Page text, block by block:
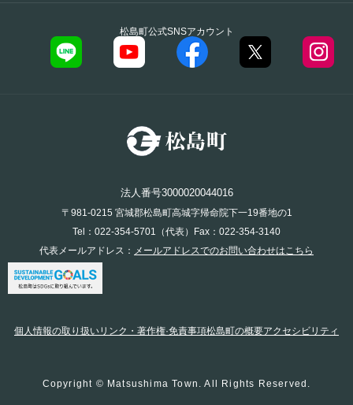
松島町公式SNSアカウント
法人番号3000020044016
〒981-0215 宮城郡松島町高城字帰命院下一19番地の1
Tel：022-354-5701（代表）Fax：022-354-3140
代表メールアドレス： メールアドレスでのお問い合わせはこちら
個人情報の取り扱いリンク・著作権·免責事項松島町の概要アクセシビリティ
Copyright © Matsushima Town. All Rights Reserved.